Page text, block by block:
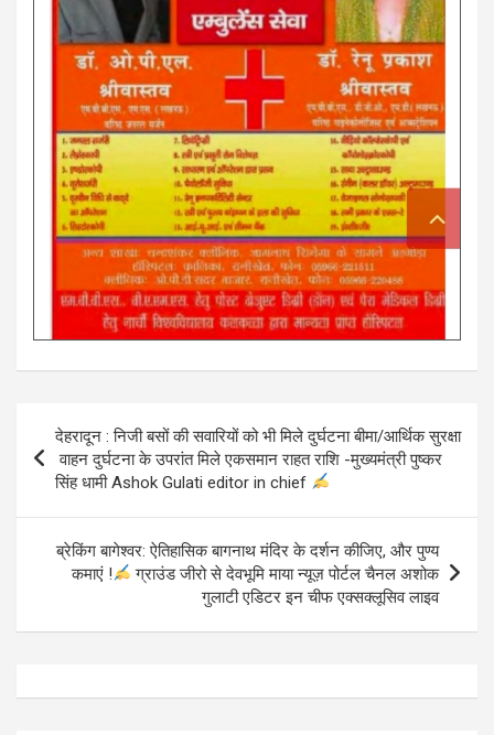
Post
navigation
देहरादून : निजी बसों की सवारियों को भी मिले दुर्घटना बीमा/आर्थिक सुरक्षा
वाहन दुर्घटना के उपरांत मिले एकसमान राहत राशि -मुख्यमंत्री पुष्कर
सिंह धामी Ashok Gulati editor in chief
ब्रेकिंग बागेश्वर: ऐतिहासिक बागनाथ मंदिर के दर्शन कीजिए, और पुण्य
कमाएं !
ग्राउंड जीरो से देवभूमि माया न्यूज़ पोर्टल चैनल अशोक
गुलाटी एडिटर इन चीफ एक्सक्लूसिव लाइव